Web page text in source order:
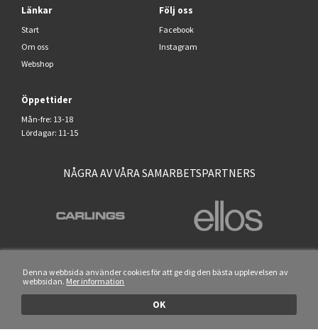
OK
Denna webbsida använder cookies för att ge dig den bästa upplevelsen av
webbsidan. Mer information
Länkar
Start
Om oss
Webshop
Följ oss
Facebook
Instagram
Öppettider
Mån-fre: 13-18
Lördagar: 11-15
NÅGRA AV VÅRA SAMARBETSPARTNERS